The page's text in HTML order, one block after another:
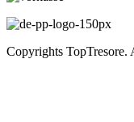
Copyrights TopTresore.